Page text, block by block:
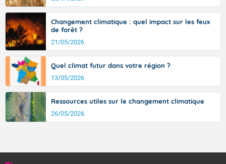
Fermer
Changement climatique : quel impact sur les feux
de forêt ?
21/05/2026
Quel climat futur dans votre région ?
13/05/2026
Ressources utiles sur le changement climatique
26/05/2026